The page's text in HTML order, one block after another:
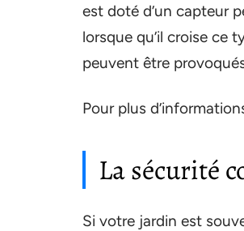
est doté d’un capteur
lorsque qu’il croise ce
peuvent être
Pour plus
La sécurité
Si votre jardin est